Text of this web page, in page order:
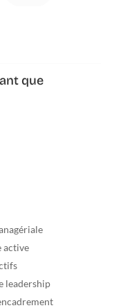
que
active
leadership